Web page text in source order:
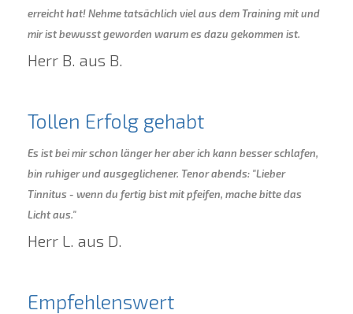
erreicht hat! Nehme tatsächlich viel aus dem Training mit und
mir ist bewusst geworden warum es dazu gekommen ist.
Herr B. aus B.
Tollen Erfolg gehabt
Es ist bei mir schon länger her aber ich kann besser schlafen,
bin ruhiger und ausgeglichener. Tenor abends: "Lieber
Tinnitus - wenn du fertig bist mit pfeifen, mache bitte das
Licht aus."
Herr L. aus D.
Empfehlenswert